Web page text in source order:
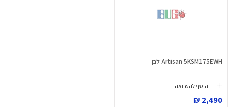
Artisan 5KSM175EWH לבן
הוסף להשוואה
2,490 ₪